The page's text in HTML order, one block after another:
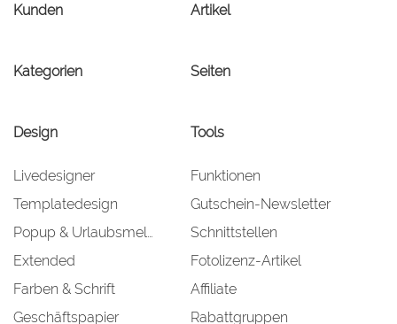
Kunden Artikel
Kategorien Seiten
Design
Livedesigner
Templatedesign
Popup & Urlaubsmeldung
Extended
Farben & Schrift
Geschäftspapier
Tools
Funktionen
Gutschein-Newsletter
Schnittstellen
Fotolizenz-Artikel
Affiliate
Rabattgruppen